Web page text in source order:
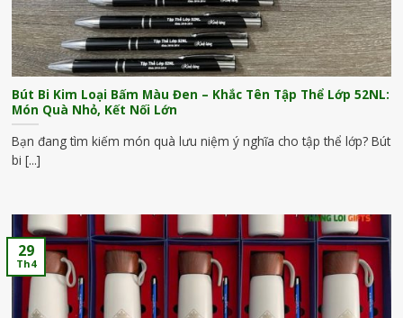
Bút Bi Kim Loại Bấm Màu Đen – Khắc Tên Tập Thể Lớp 52NL:
Món Quà Nhỏ, Kết Nối Lớn
Bạn đang tìm kiếm món quà lưu niệm ý nghĩa cho tập thể lớp? Bút
bi [...]
29
Th4